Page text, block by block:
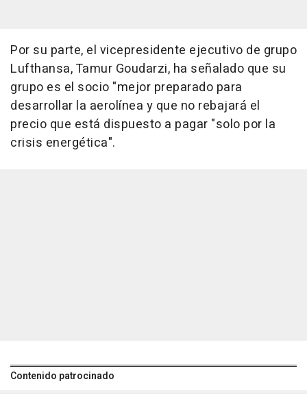
Por su parte, el vicepresidente ejecutivo de grupo
Lufthansa, Tamur Goudarzi, ha señalado que su
grupo es el socio "mejor preparado para
desarrollar la aerolínea y que no rebajará el
precio que está dispuesto a pagar "solo por la
crisis energética".
Contenido patrocinado